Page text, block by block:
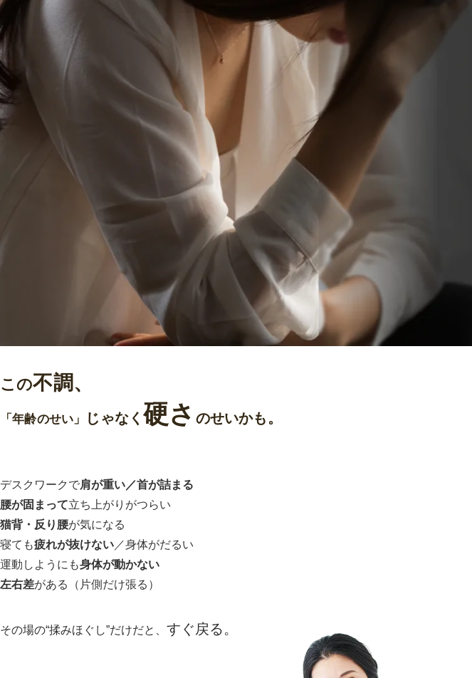
この不調、
「年齢のせい」 じゃなく硬さ のせいかも。
デスクワークで肩が重い／首が詰まる
腰が固まって立ち上がりがつらい
猫背・反り腰が気になる
寝ても疲れが抜けない ／身体がだるい
運動しようにも身体が動かない
左右差がある（片側だけ張る）
その場の“揉みほぐし”だけだと、 すぐ戻る。